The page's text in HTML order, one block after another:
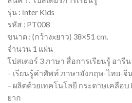
รุ่น : Inter Kids
รหัส : PT008
ขนาด : (กว้างxยาว) 38×51 cm.
จำนวน 1 แผ่น
โปสเตอร์ 3 ภาษา สื่อการเรียนรู้ อารีน
– เรียนรู้คำศัพท์ ภาษาอังกฤษ-ไทย-จี
– ผลิตด้วยเทคโนโลยี กระดาษเคลือบ
ยาก